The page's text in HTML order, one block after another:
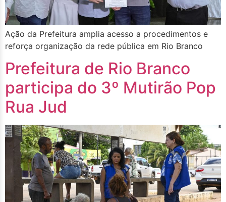
Ação da Prefeitura amplia acesso a procedimentos e
reforça organização da rede pública em Rio Branco
Prefeitura de Rio Branco
participa do 3º Mutirão Pop
Rua Jud